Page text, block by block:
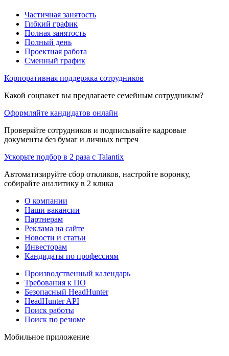
Частичная занятость
Гибкий график
Полная занятость
Полный день
Проектная работа
Сменный график
Корпоративная поддержка сотрудников
Какой соцпакет вы предлагаете семейным сотрудникам?
Оформляйте кандидатов онлайн
Проверяйте сотрудников и подписывайте кадровые
документы без бумаг и личных встреч
Ускорьте подбор в 2 раза с Talantix
Автоматизируйте сбор откликов, настройте воронку,
собирайте аналитику в 2 клика
О компании
Наши вакансии
Партнерам
Реклама на сайте
Новости и статьи
Инвесторам
Кандидаты по профессиям
Производственный календарь
Требования к ПО
Безопасный HeadHunter
HeadHunter API
Поиск работы
Поиск по резюме
Мобильное приложение